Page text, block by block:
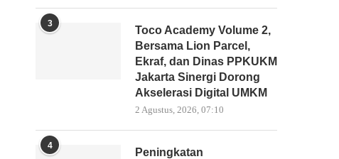
3
Toco Academy Volume 2,
Bersama Lion Parcel,
Ekraf, dan Dinas PPKUKM
Jakarta Sinergi Dorong
Akselerasi Digital UMKM
2 Agustus, 2026, 07:10
4
Peningkatan